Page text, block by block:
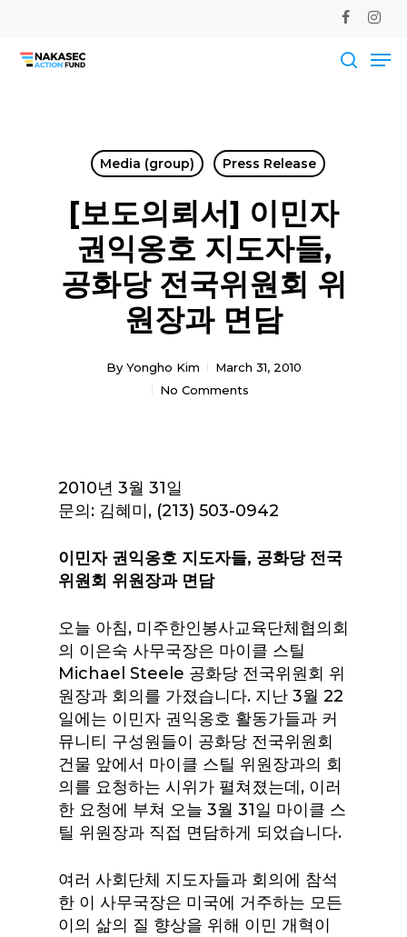
main
facebook
Media (group) Press Release
[보도의뢰서] 이민자
권익옹호 지도자들,
공화당 전국위원회 위
원장과 면담
By Yongho Kim
March 31, 2010
No Comments
2010년 3월 31일
문의: 김혜미, (213) 503-0942
이민자 권익옹호 지도자들, 공화당 전국
위원회 위원장과 면담
오늘 아침, 미주한인봉사교육단체협의회
의 이은숙 사무국장은 마이클 스틸
Michael Steele 공화당 전국위원회 위
원장과 회의를 가졌습니다. 지난 3월 22
일에는 이민자 권익옹호 활동가들과 커
뮤니티 구성원들이 공화당 전국위원회
건물 앞에서 마이클 스틸 위원장과의 회
의를 요청하는 시위가 펼쳐졌는데, 이러
한 요청에 부쳐 오늘 3월 31일 마이클 스
틸 위원장과 직접 면담하게 되었습니다.
여러 사회단체 지도자들과 회의에 참석
한 이 사무국장은 미국에 거주하는 모든
이의 삶의 질 향상을 위해 이민 개혁이
Close